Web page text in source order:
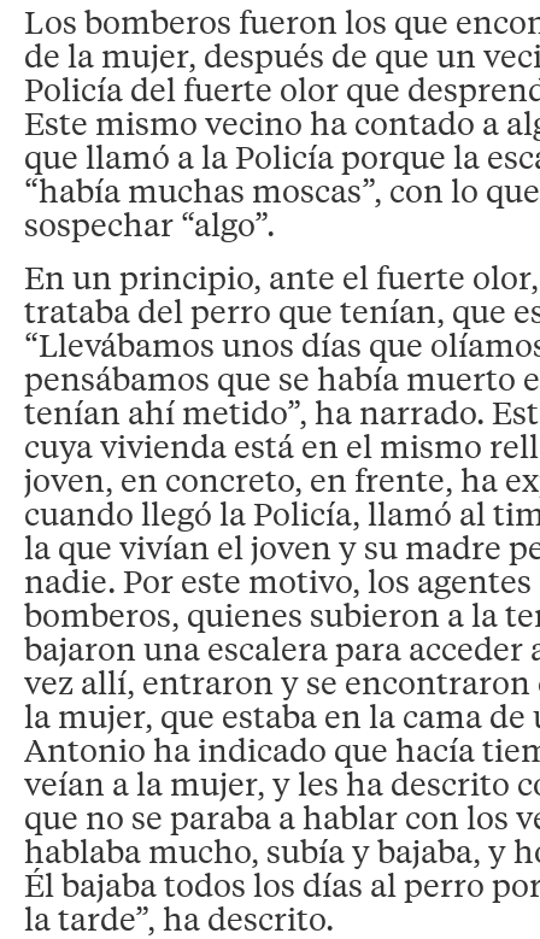
Los bomberos fueron los que
de la mujer, después de que un
Policía del fuerte olor que
Este mismo vecino ha contado a
que llamó a la Policía porque la
“había muchas moscas”, con lo
sospechar “algo”.
En un principio, ante el fuerte
trataba del perro que tenían, que
“Llevábamos unos días que
pensábamos que se había muerto
tenían ahí metido”, ha narrado.
cuya vivienda está en el mismo
joven, en concreto, en frente, ha
cuando llegó la Policía, llamó al
la que vivían el joven y su madre
nadie. Por este motivo, los
bomberos, quienes subieron a la
bajaron una escalera para acceder
vez allí, entraron y se encontraron
la mujer, que estaba en la cama
Antonio ha indicado que hacía
veían a la mujer, y les ha descrito
que no se paraba a hablar con los
hablaba mucho, subía y bajaba, y
Él bajaba todos los días al perro
la tarde”, ha descrito.